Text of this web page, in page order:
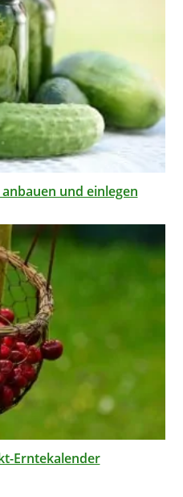
und einlegen
Erntekalender